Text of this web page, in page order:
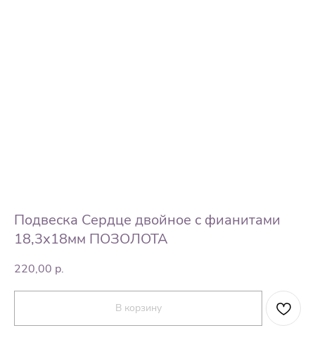
Подвеска Сердце двойное с фианитами
18,3х18мм ПОЗОЛОТА
220,00 р.
В корзину